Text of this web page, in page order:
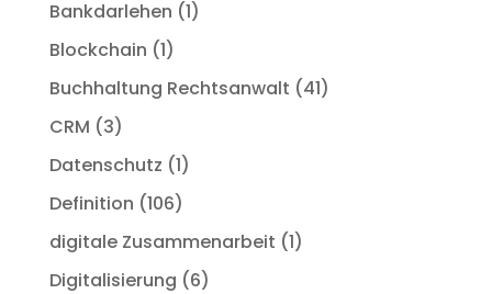
Bankdarlehen (1)
Blockchain (1)
Buchhaltung Rechtsanwalt (41)
CRM (3)
Datenschutz (1)
Definition (106)
digitale Zusammenarbeit (1)
Digitalisierung (6)